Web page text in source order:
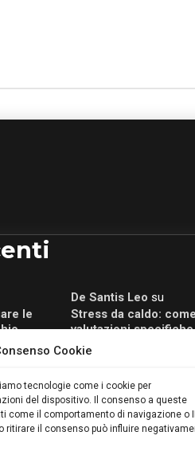
Cookie
tecnologie come i cookie per
del dispositivo. Il consenso a queste
come il comportamento di navigazione o
il consenso può influire
le
De Santis Leo su
Stress da caldo:
valutazioni
il Corso
Romeo Myrtaj
Portale per la
attivo anche in
Blumatica da 80 Ore
è